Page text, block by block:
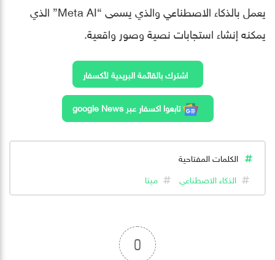
يعمل بالذكاء الاصطناعي والذي يسمى “Meta AI” الذي
يمكنه إنشاء استجابات نصية وصور واقعية.
اشترك بالقائمة البريدية لأكسفار
تابعوا اكسفار عبر google News
الكلمات المفتاحية
الذكاء الاصطناعي
ميتا
0